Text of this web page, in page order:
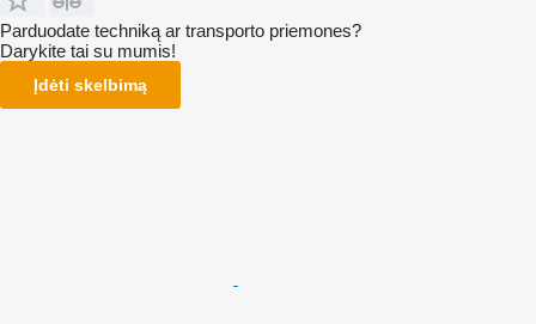
Parduodate techniką ar transporto priemones?
Darykite tai su mumis!
Įdėti skelbimą